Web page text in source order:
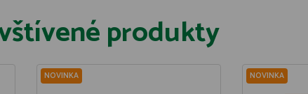
produkty
NOVINKA NOVINKA